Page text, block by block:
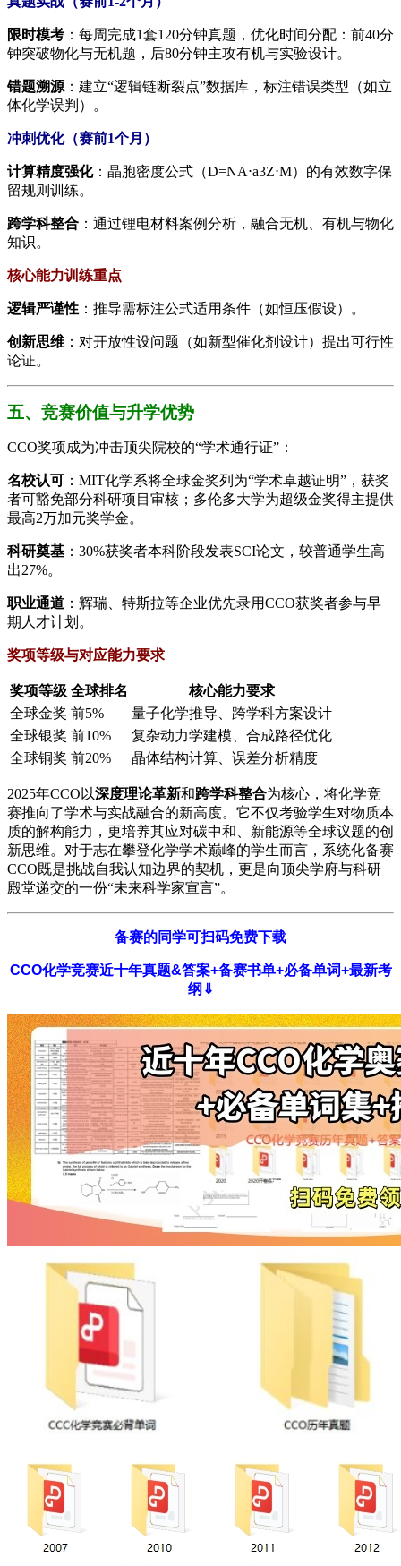
​限时模考​ ​：每周完成1套120分钟真题，优化时间分配：前40分
钟突破物化与无机题，后80分钟主攻有机与实验设计。
​错题溯源​ ​：建立“逻辑链断裂点”数据库，标注错误类型（如立
体化学误判）。
​冲刺优化（赛前1个月）​
​计算精度强化​​：晶胞密度公式（D=NA⋅a3Z⋅M）的有效数字保
留规则训练。
​跨学科整合​ ​：通过锂电材料案例分析，融合无机、有机与物化
知识。
​核心能力训练重点​
​逻辑严谨性​ ​：推导需标注公式适用条件（如恒压假设）。
​创新思维​ ​：对开放性设问题（如新型催化剂设计）提出可行性
论证。
五、竞赛价值与升学优势
CCO奖项成为冲击顶尖院校的“学术通行证”：
​名校认可​ ​：MIT化学系将全球金奖列为“学术卓越证明”，获奖
者可豁免部分科研项目审核；多伦多大学为超级金奖得主提供
最高2万加元奖学金。
​科研奠基​ ​：30%获奖者本科阶段发表SCI论文，较普通学生高
出27%。
​职业通道​ ​：辉瑞、特斯拉等企业优先录用CCO获奖者参与早
期人才计划。
奖项等级与对应能力要求​
​奖项等级​ ​全球排名​
​核心能力要求​
全球金奖 前5%
量子化学推导、跨学科方案设计
全球银奖 前10%
复杂动力学建模、合成路径优化
全球铜奖 前20% 晶体结构计算、误差分析精度
2025年CCO以​​深度理论革新​​和​​跨学科整合​​为核心，将化学竞
赛推向了学术与实战融合的新高度。它不仅考验学生对物质本
质的解构能力，更培养其应对碳中和、新能源等全球议题的创
新思维。对于志在攀登化学学术巅峰的学生而言，系统化备赛
CCO既是挑战自我认知边界的契机，更是向顶尖学府与科研
殿堂递交的一份“未来科学家宣言”。
备赛的同学可扫码免费下载
CCO化学竞赛近十年真题&答案+备赛书单+必备单词+最新考
纲⇓